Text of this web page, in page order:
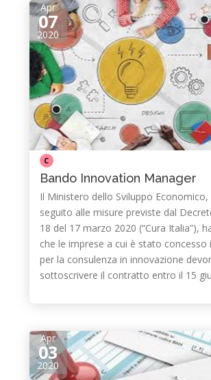
Apr
07
2020
C
Bando Innovation Manager
Il Ministero dello Sviluppo Economico,
seguito alle misure previste dal
18 del 17 marzo 2020 (“Cura Italia”),
che le imprese a cui è stato concesso
per la consulenza in innovazione
sottoscrivere il contratto entro il 15
Apr
03
2020